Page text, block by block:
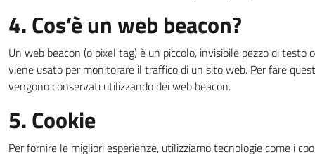
4. Cos’è un web beacon?
Un web beacon (o pixel tag) è un piccolo, invisibile pezzo di testo
viene usato per monitorare il traffico di un sito web. Per fare
vengono conservati utilizzando dei web beacon.
5. Cookie
Per fornire le migliori esperienze, utilizziamo tecnologie come i